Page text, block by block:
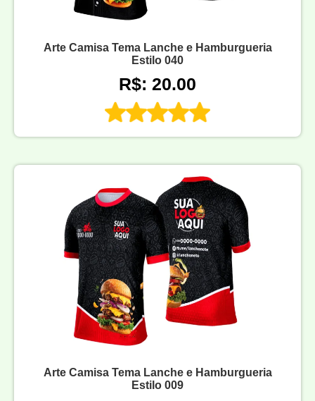
Arte Camisa Tema Lanche e Hamburgueria
Estilo 040
R$: 20.00
Arte Camisa Tema Lanche e Hamburgueria
Estilo 009